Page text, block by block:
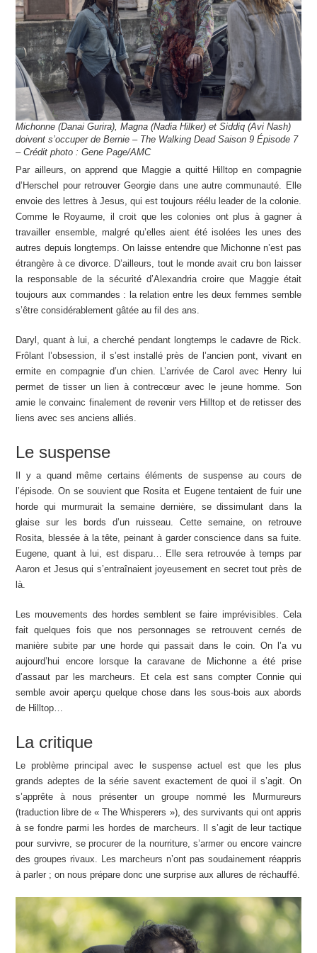
Michonne (Danai Gurira), Magna (Nadia Hilker) et Siddiq (Avi Nash)
doivent s’occuper de Bernie – The Walking Dead Saison 9 Épisode 7
– Crédit photo : Gene Page/AMC
Par ailleurs, on apprend que Maggie a quitté Hilltop en compagnie
d’Herschel pour retrouver Georgie dans une autre communauté. Elle
envoie des lettres à Jesus, qui est toujours réélu leader de la colonie.
Comme le Royaume, il croit que les colonies ont plus à gagner à
travailler ensemble, malgré qu’elles aient été isolées les unes des
autres depuis longtemps. On laisse entendre que Michonne n’est pas
étrangère à ce divorce. D’ailleurs, tout le monde avait cru bon laisser
la responsable de la sécurité d’Alexandria croire que Maggie était
toujours aux commandes : la relation entre les deux femmes semble
s’être considérablement gâtée au fil des ans.
Daryl, quant à lui, a cherché pendant longtemps le cadavre de Rick.
Frôlant l’obsession, il s’est installé près de l’ancien pont, vivant en
ermite en compagnie d’un chien. L’arrivée de Carol avec Henry lui
permet de tisser un lien à contrecœur avec le jeune homme. Son
amie le convainc finalement de revenir vers Hilltop et de retisser des
liens avec ses anciens alliés.
Le suspense
Il y a quand même certains éléments de suspense au cours de
l’épisode. On se souvient que Rosita et Eugene tentaient de fuir une
horde qui murmurait la semaine dernière, se dissimulant dans la
glaise sur les bords d’un ruisseau. Cette semaine, on retrouve
Rosita, blessée à la tête, peinant à garder conscience dans sa fuite.
Eugene, quant à lui, est disparu… Elle sera retrouvée à temps par
Aaron et Jesus qui s’entraînaient joyeusement en secret tout près de
là.
Les mouvements des hordes semblent se faire imprévisibles. Cela
fait quelques fois que nos personnages se retrouvent cernés de
manière subite par une horde qui passait dans le coin. On l’a vu
aujourd’hui encore lorsque la caravane de Michonne a été prise
d’assaut par les marcheurs. Et cela est sans compter Connie qui
semble avoir aperçu quelque chose dans les sous-bois aux abords
de Hilltop…
La critique
Le problème principal avec le suspense actuel est que les plus
grands adeptes de la série savent exactement de quoi il s’agit. On
s’apprête à nous présenter un groupe nommé les Murmureurs
(traduction libre de « The Whisperers »), des survivants qui ont appris
à se fondre parmi les hordes de marcheurs. Il s’agit de leur tactique
pour survivre, se procurer de la nourriture, s’armer ou encore vaincre
des groupes rivaux. Les marcheurs n’ont pas soudainement réappris
à parler ; on nous prépare donc une surprise aux allures de réchauffé.